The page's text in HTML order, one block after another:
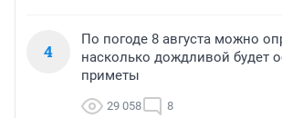
4
По погоде 8 августа можно
насколько дождливой будет
приметы
29 058 8